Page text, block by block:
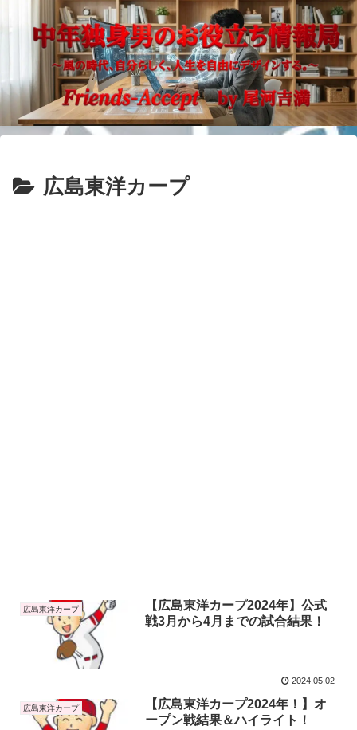
広島東洋カープ
広島東洋カープ
【広島東洋カープ2024年】公式
戦3月から4月までの試合結果！
2024.05.02
広島東洋カープ
【広島東洋カープ2024年！】オ
ープン戦結果＆ハイライト！